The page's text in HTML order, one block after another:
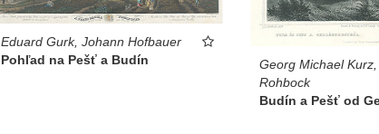
Eduard Gurk, Johann Hofbauer
Pohľad na Pešť a Budín
Georg Michael
Rohbock
Budín a Pešť od